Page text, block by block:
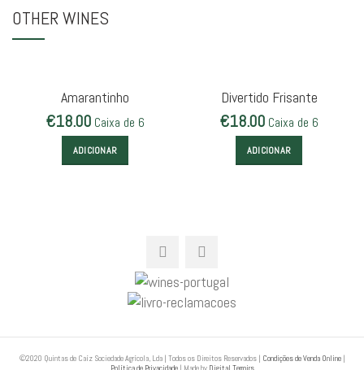
OTHER WINES
Amarantinho
€18.00Caixa de 6
ADICIONAR
Divertido Frisante
€18.00Caixa de 6
ADICIONAR
©2020 Quintas de Caíz Sociedade Agrícola, Lda | Todos os Direitos Reservados | Condições de Venda Online|